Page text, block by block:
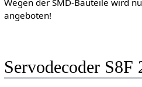
angeboten!
Servodecoder S8F